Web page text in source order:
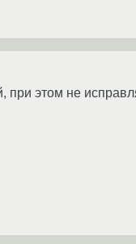
при этом не